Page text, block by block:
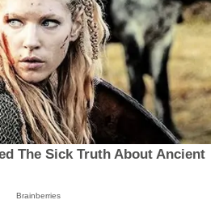
The Sick Truth About Ancient
Brainberries